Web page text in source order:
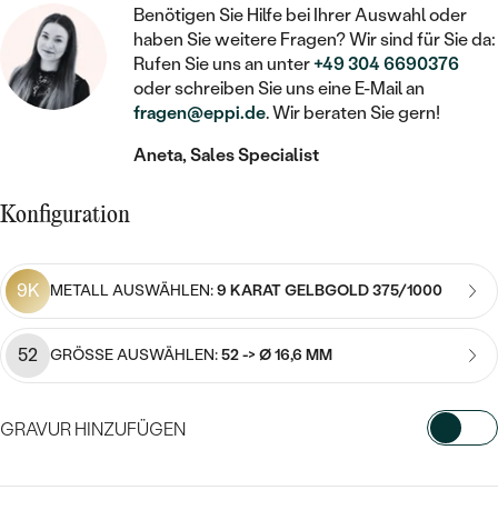
MIT FÜLLUNG
IM SET
LAB GROWN DIAMANTEN ZUM
EINFASSEN
FARBIGE DIAMANTEN ZUM EINFASSEN
MIT LAB GROWN DIAMANT
MIT MOISSANIT
SCHMUCK FÜR KINDER
BROSCHEN
SCHMUCKZUBEHÖR
NACH MATERIAL
GOLD
SILBER
PLATIN
KINDER
PIERCINGS
MIT DIAMANT
PERLENOHRRINGE
NACH PREIS
PREISWERTE
LUXURIÖSE
MEDAILLON
KETTEN
HERZKETTEN
MIT TIEREN
NACH EDELSTEIN
MIT DIAMANT
MIT EDELSTEIN
PERLENKETTEN
STATEMENT
SIEGELRINGE
PERSONALISIERT
MIT EDELSTEIN
PERLENRINGE
Benötigen Sie Hilfe bei Ihrer Auswahl oder
haben Sie weitere Fragen? Wir sind für Sie da:
Rufen Sie uns an unter+49 304 6690376
oder schreiben Sie uns eine E-Mail an
fragen@eppi.de. Wir beraten Sie gern!
Aneta, Sales Specialist
Konfiguration
9K METALL AUSWÄHLEN:9 KARAT GELBGOLD 375/1000
52 GRÖSSE AUSWÄHLEN:52 -> Ø 16,6 MM
GRAVUR HINZUFÜGEN